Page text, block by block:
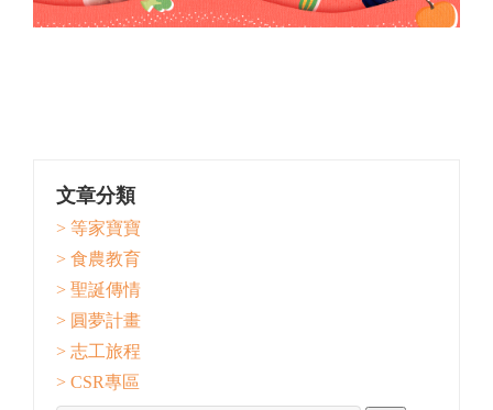
文章分類
> 等家寶寶
> 食農教育
> 聖誕傳情
> 圓夢計畫
> 志工旅程
> CSR專區